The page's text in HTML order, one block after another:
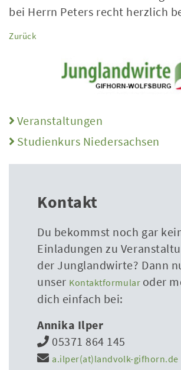
bei Herrn Peters recht herzlich
Zurück
Veranstaltungen
Studienkurs Niedersachsen
Kontakt
Du bekommst noch gar
Einladungen zu
der Junglandwirte? Dann
unser Kontaktformular oder
dich einfach bei:
Annika Ilper
05371 864 145
a.ilper(at)landvolk-gifhorn.de